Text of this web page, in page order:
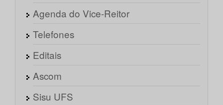
Agenda do Vice-Reitor
Telefones
Editais
Ascom
Sisu UFS